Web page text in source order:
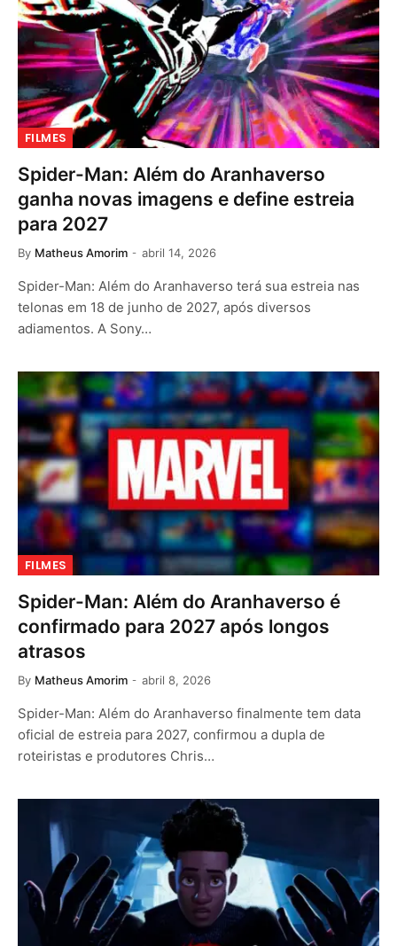
FILMES
Spider-Man: Além do Aranhaverso
ganha novas imagens e define estreia
para 2027
By Matheus Amorim abril 14, 2026
Spider-Man: Além do Aranhaverso terá sua estreia nas
telonas em 18 de junho de 2027, após diversos
adiamentos. A Sony…
FILMES
Spider-Man: Além do Aranhaverso é
confirmado para 2027 após longos
atrasos
By Matheus Amorim abril 8, 2026
Spider-Man: Além do Aranhaverso finalmente tem data
oficial de estreia para 2027, confirmou a dupla de
roteiristas e produtores Chris…